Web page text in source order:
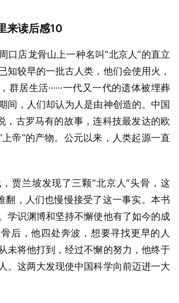
来读后感10
口店龙骨山上一种名叫“北京人”的直立
知较早的一批古人类，他们会使用火，
居生活······一代又一代的遗体被埋葬
间，人们却认为人是由神创造的。中国
，古罗马有的故事，连科技最发达的欧
帝”的产物。公元以来，人类起源一直
贾兰坡发现了三颗“北京人”头骨，这
翻，人们也慢慢接受了这一事实。本书
学识渊博和坚持不懈使他有了如今的成
后，他四处奔波，想要寻找更早的人
未将他打到，经过不懈的努力，他终于
。这两大发现使中国科学向前迈进一大